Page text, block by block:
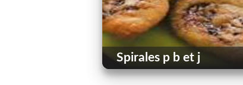
Spirales p b et j